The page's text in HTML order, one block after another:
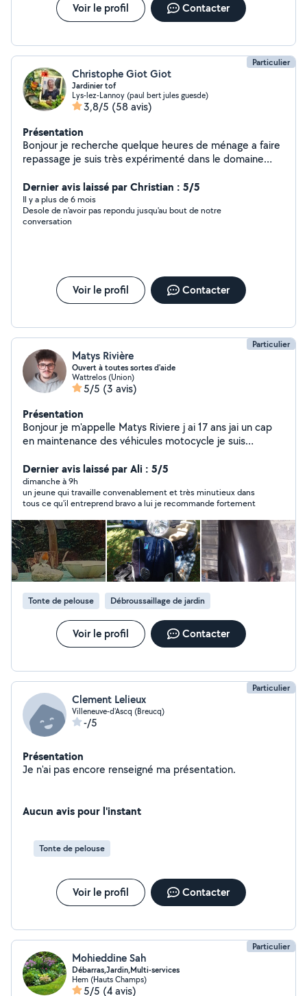
Voir le profil Contacter
Particulier
Christophe Giot Giot
Jardinier tof
Lys-lez-Lannoy (paul bert jules guesde)
3,8/5 (58 avis)
Présentation
Bonjour je recherche quelque heures de ménage a faire
repassage je suis très expérimenté dans le domaine
également très pointilleuse minutieuse
Dernier avis laissé par Christian : 5/5
Il y a plus de 6 mois
Desole de n'avoir pas repondu jusqu'au bout de notre
conversation
Voir le profil Contacter
Particulier
Matys Rivière
Ouvert à toutes sortes d'aide
Wattrelos (Union)
5/5 (3 avis)
Présentation
Bonjour je m'appelle Matys Riviere j ai 17 ans jai un cap
en maintenance des véhicules motocycle je suis
même filière et je peux vous aider pour plusieurs choses
comme tout se qui et jardinage ou encore pour des
déménagements ou entretien sur moto ou vélo comme
vidange plus changement de filtre nettoyage carbu
changement de pièce changement plaquette de frein
ect ect... Je fais tous sa contre un petit billet pour
financer ma mobylette et mon bsr je suis dispo le
weekend le mercredi aprem et le vendredi n'hésitez pas
a me contacter pour plus d'informations.
Dernier avis laissé par Ali : 5/5
dimanche à 9h
un jeune qui travaille convenablement et très minutieux dans
tous ce qu'il entreprend bravo a lui je recommande fortement
Tonte de pelouse Débroussaillage de jardin
Voir le profil Contacter
Particulier
Clement Lelieux
Villeneuve-d'Ascq (Breucq)
-/5
Présentation
Je n'ai pas encore renseigné ma présentation.
Aucun avis pour l'instant
Tonte de pelouse
Voir le profil Contacter
Particulier
Mohieddine Sah
Débarras,Jardin,Multi-services
Hem (Hauts Champs)
5/5 (4 avis)